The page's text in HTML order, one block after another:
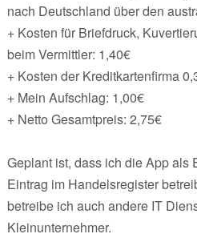
nach Deutschland über den
+ Kosten für Briefdruck,
beim Vermittler: 1,40€
+ Kosten der Kreditkartenfirma
+ Mein Aufschlag: 1,00€
+ Netto Gesamtpreis: 2,75€
Geplant ist, dass ich die App als
Eintrag im Handelsregister
betreibe ich auch andere IT
Kleinunternehmer.